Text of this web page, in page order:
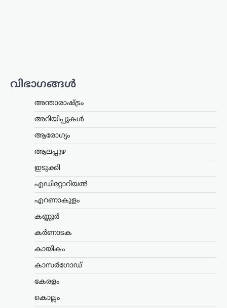
വിഭാഗങ്ങൾ
അന്താരാഷ്ട്രം
അറിയിപ്പുകൾ
ആരോഗ്യം
ആലപ്പുഴ
ഇടുക്കി
എഡിറ്റോറിയൽ
എറണാകുളം
കണ്ണൂർ
കർണാടക
കായികം
കാസർഗോഡ്
കേരളം
കൊല്ലം
കസ്റ്റഡിയിൽ
ഡൽഹിയിലെ ജന്തർ മന്തറിൽ സമരം
നടത്തിയ വിദ്യാർഥികളെ അധിക്ഷേപിച്ച
ചെറളായിയിലെ വസതിയിലെത്തിയാണ്
അന്താരാഷ്ട്രം,ട്രെൻഡിംഗ്,
ലേറ്റസ്റ്റ് ന്യൂസ്
ഇറാൻ, അഫ്ഗാനിസ്ഥാൻ,
പാകിസ്ഥാൻ വഴി ഇന്ത്യ;
വികസിപ്പിക്കാൻ റഷ്യ
ഇന്ത്യൻ മഹാസമുദ്രത്തിലേക്കും